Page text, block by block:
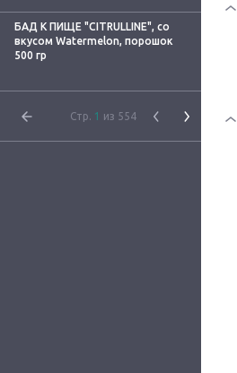
БАД К ПИЩЕ "CITRULLINE", со
вкусом Watermelon, порошок
500 гр
Стр. 1 из 554